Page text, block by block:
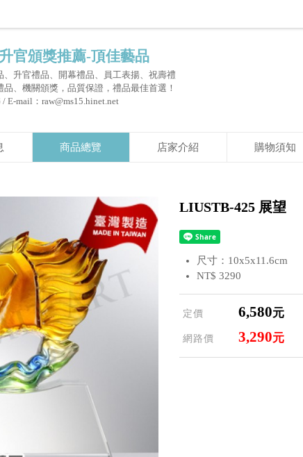
官頒獎推薦-頂佳藝品
升官禮品、開幕禮品、員工表揚、祝壽禮
、機關頒獎，品質保證，禮品最佳首選！
E-mail：raw@ms15.hinet.net
商品總覽 店家介紹 購物須知
LIUSTB-425 展望
尺寸：10x5x11.6cm
NT$ 3290
定價 6,580元
網路價 3,290元